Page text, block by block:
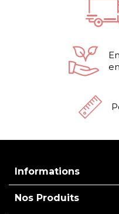
Informations
Nos Produits